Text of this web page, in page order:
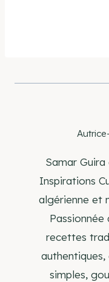
Samar
Inspirations
algérienne et
Passionnée
recettes
simples,